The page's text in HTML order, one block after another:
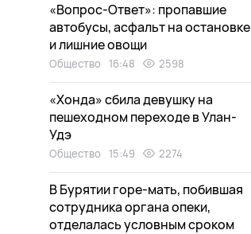
«Вопрос-Ответ»: пропавшие
автобусы, асфальт на остановке
и лишние овощи
Общество 16:48 2598
«Хонда» сбила девушку на
пешеходном переходе в Улан-
Удэ
Общество 15:49 2274
В Бурятии горе-мать, побившая
сотрудника органа опеки,
отделалась условным сроком